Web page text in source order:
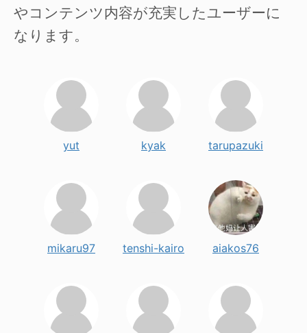
やコンテンツ内容が充実したユーザーに
なります。
yut kyak tarupazuki
mikaru97 tenshi-kairo aiakos76